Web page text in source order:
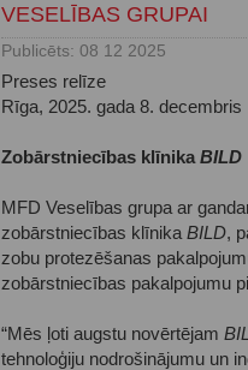
VESELĪBAS GRUPAI
Publicēts: 08 12 2025
Preses relīze
Rīga, 2025. gada 8. decembris
Zobārstniecības klīnika BILD
MFD Veselības grupa ar
zobārstniecības klīnika BILD,
zobu protezēšanas
zobārstniecības pakalpojumu
“Mēs ļoti augstu novērtējam
tehnoloģiju nodrošinājumu un